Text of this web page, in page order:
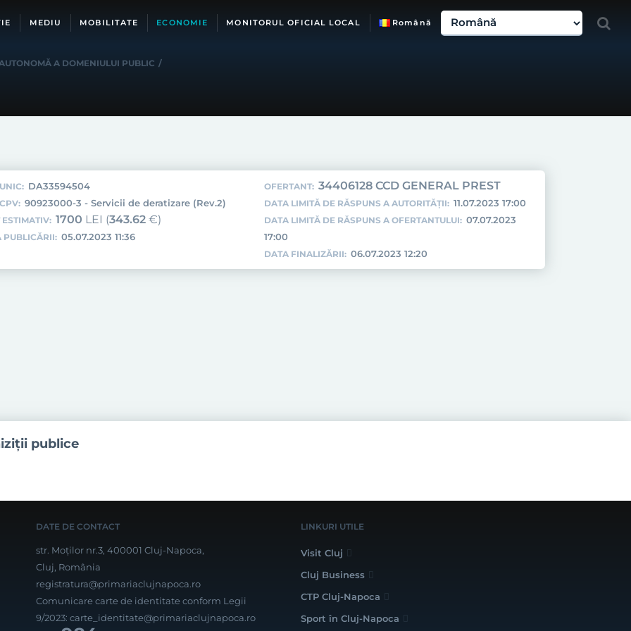
MEDIU MOBILITATE ECONOMIE MONITORUL OFICIAL LOCAL Română
A DOMENIULUI PUBLIC /
DA33594504
90923000-3 - Servicii de deratizare (Rev.2)
ESTIMATIV: 1700 LEI (343.62€)
PUBLICĂRII: 05.07.2023 11:36
OFERTANT: 34406128 CCD GENERAL PREST
DATA LIMITĂ DE RĂSPUNS A AUTORITĂȚII: 11.07.2023 17:00
DATA LIMITĂ DE RĂSPUNS A OFERTANTULUI: 07.07.2023
17:00
DATA FINALIZĂRII: 06.07.2023 12:20
publice
DATE DE CONTACT
str. Moților nr.3, 400001 Cluj-Napoca,
Cluj, România
registratura@primariaclujnapoca.ro
Comunicare carte de identitate conform Legii
9/2023: carte_identitate@primariaclujnapoca.ro
LINKURI UTILE
Visit Cluj
Cluj Business
CTP Cluj-Napoca
Sport în Cluj-Napoca